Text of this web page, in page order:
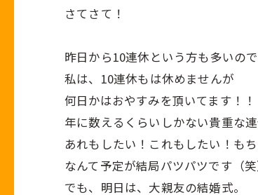
さてさて！
昨日から10連休という方も多いの
私は、10連休もは休めませんが
何日かはおやすみを頂いてます！！
年に数えるくらいしかない貴重な連
あれもしたい！これもしたい！も
なんて予定が結局パツパツです（笑
でも、明日は、大親友の結婚式。